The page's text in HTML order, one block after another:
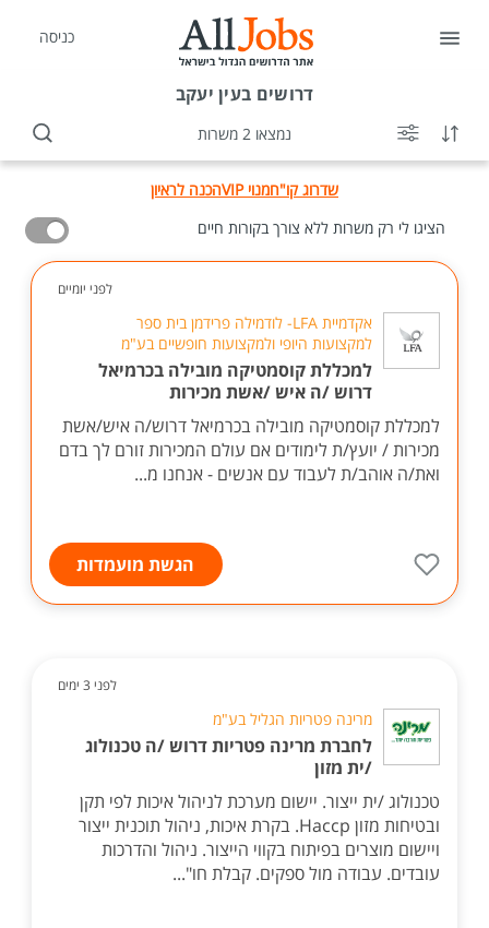
כניסה
דרושים בעין יעקב
נמצאו 2 משרות
שדרוג קו"חמנוי VIP
הכנה לראיון
הציגו לי רק משרות ללא צורך בקורות חיים
לפני יומיים
אקדמיית LFA- לודמילה פרידמן בית ספר
למקצועות היופי ולמקצועות חופשיים בע"מ
למכללת קוסמטיקה מובילה בכרמיאל
דרוש /ה איש /אשת מכירות
למכללת קוסמטיקה מובילה בכרמיאל דרוש/ה איש/אשת
מכירות / יועץ/ת לימודים אם עולם המכירות זורם לך בדם
ואת/ה אוהב/ת לעבוד עם אנשים - אנחנו מ...
הגשת מועמדות
לפני 3 ימים
מרינה פטריות הגליל בע"מ
לחברת מרינה פטריות דרוש /ה טכנולוג
/ית מזון
טכנולוג /ית ייצור. יישום מערכת לניהול איכות לפי תקן
ובטיחות מזון Haccp. בקרת איכות, ניהול תוכנית ייצור
ויישום מוצרים בפיתוח בקווי הייצור. ניהול והדרכות
עובדים. עבודה מול ספקים. קבלת חו"...